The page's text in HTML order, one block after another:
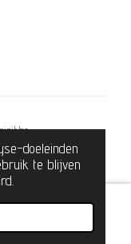
doeleinden
te blijven